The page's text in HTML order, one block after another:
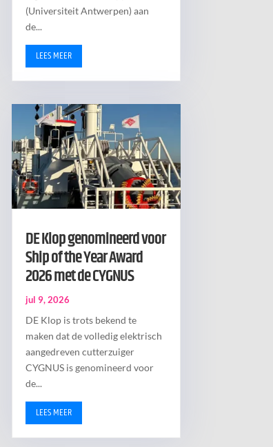
(Universiteit Antwerpen) aan
de...
LEES MEER
DE Klop genomineerd voor
Ship of the Year Award
2026 met de CYGNUS
jul 9, 2026
DE Klop is trots bekend te
maken dat de volledig elektrisch
aangedreven cutterzuiger
CYGNUS is genomineerd voor
de...
LEES MEER